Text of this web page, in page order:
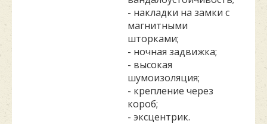
- накладки на замки с
магнитными
шторками;
- ночная задвижка;
- высокая
шумоизоляция;
- крепление через
короб;
- эксцентрик.